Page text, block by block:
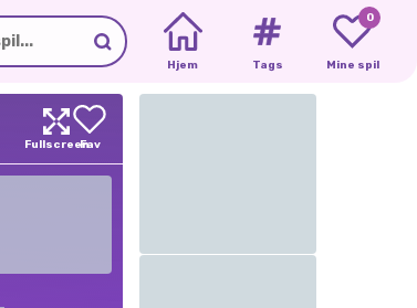
Hjem Tags
0
Mine spil